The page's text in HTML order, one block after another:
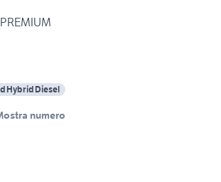
Hybrid Diesel
numero